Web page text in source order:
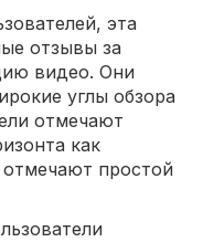
эта
отзывы за
видео. Они
углы обзора
отмечают
как
простой